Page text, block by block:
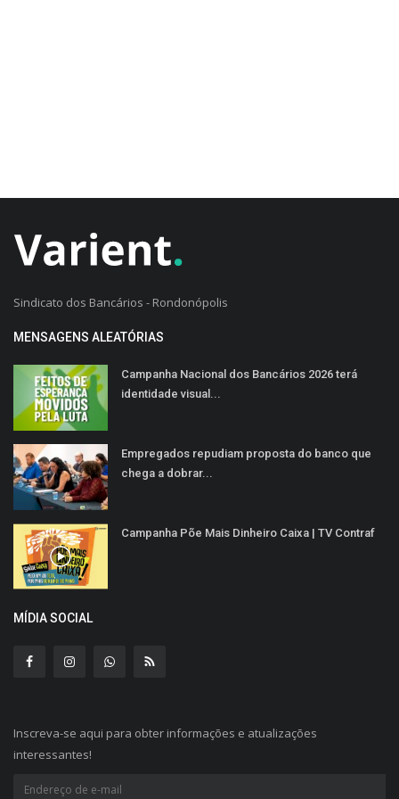
Sindicato dos Bancários - Rondonópolis
MENSAGENS ALEATÓRIAS
Campanha Nacional dos Bancários 2026 terá
identidade visual...
Empregados repudiam proposta do banco que
chega a dobrar...
Campanha Põe Mais Dinheiro Caixa | TV Contraf
MÍDIA SOCIAL
Inscreva-se aqui para obter informações e atualizações
interessantes!